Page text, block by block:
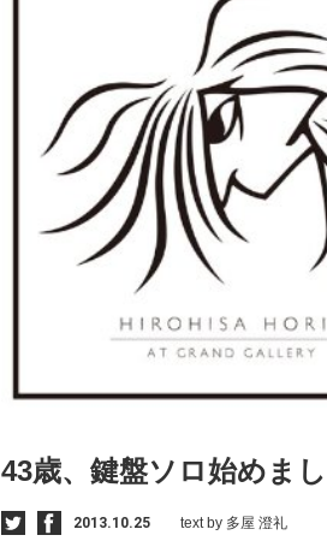
43歳、鍵盤ソロ始めまし
2013.10.25 text by 多屋 澄礼